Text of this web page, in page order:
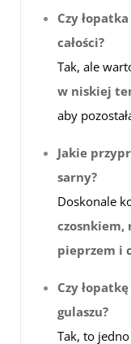
Czy
całości?
Tak, ale
w niskiej
aby
Jakie
sarny?
Doskonale
czosnkiem,
pieprzem i
Czy
gulaszu?
Tak, to